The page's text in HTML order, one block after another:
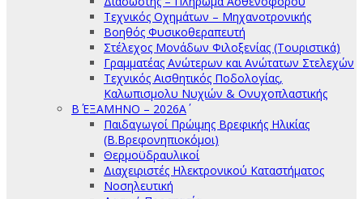
Τεχνικός Οχημάτων – Μηχανοτρονικής
Βοηθός Φυσικοθεραπευτή
Στέλεχος Μονάδων Φιλοξενίας (Τουριστικά)
Γραμματέας Ανώτερων και Ανώτατων Στελεχών
Τεχνικός Αισθητικός Ποδολογίας,
Καλωπισμολυ Νυχιών & Ονυχοπλαστικής
Β΄ ΕΞΑΜΗΝΟ – 2026Α΄
Παιδαγωγοί Πρώιμης Βρεφικής Ηλικίας
(Β.Βρεφονηπιοκόμοι)
Θερμοϋδραυλικοί
Διαχειριστές Ηλεκτρονικού Καταστήματος
Νοσηλευτική